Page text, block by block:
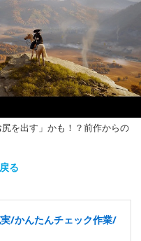
を出す」かも！？前作からの
る
/かんたんチェック作業/